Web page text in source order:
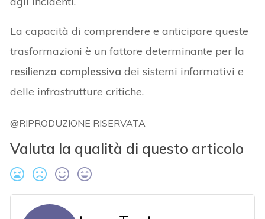
La capacità di comprendere e anticipare queste
trasformazioni è un fattore determinante per la
resilienza complessiva dei sistemi informativi e
delle infrastrutture critiche.
@RIPRODUZIONE RISERVATA
Valuta la qualità di questo articolo